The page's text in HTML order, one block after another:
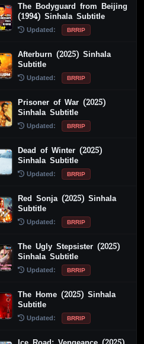
The Bodyguard from Beijing
(1994) Sinhala Subtitle
Updated: BRRIP
Afterburn (2025) Sinhala
Subtitle
Updated: BRRIP
Prisoner of War (2025)
Sinhala Subtitle
Updated: BRRIP
Dead of Winter (2025)
Sinhala Subtitle
Updated: BRRIP
Red Sonja (2025) Sinhala
Subtitle
Updated: BRRIP
The Ugly Stepsister (2025)
Sinhala Subtitle
Updated: BRRIP
The Home (2025) Sinhala
Subtitle
Updated: BRRIP